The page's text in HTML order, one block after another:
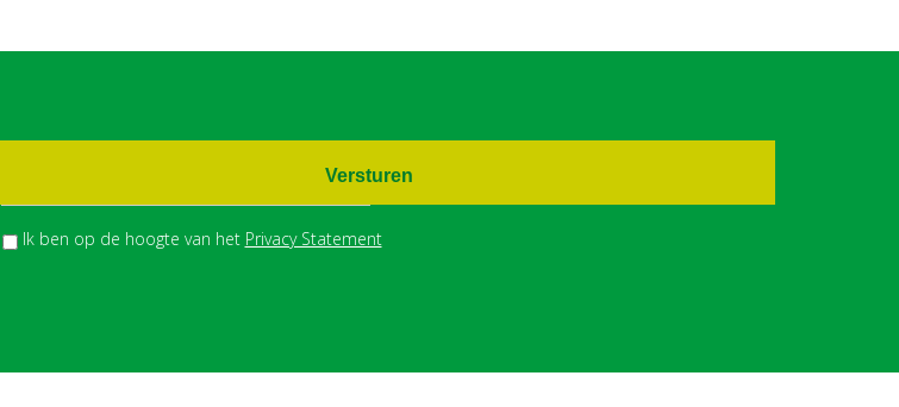
Ik ben op de hoogte van het Privacy Statement
Versturen